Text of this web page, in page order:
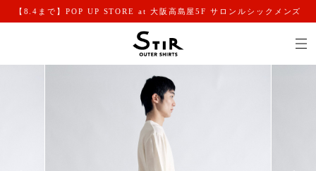
【8.4まで】POP UP STORE at 大阪高島屋5F サロンルシックメンズ